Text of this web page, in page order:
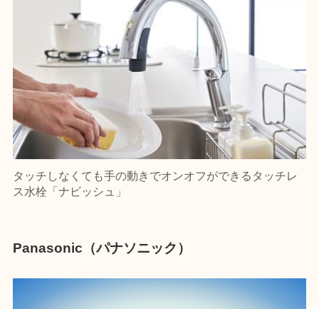
タッチしなくても手の動きでオンオフができるタッチレ
ス水栓「ナビッシュ」
Panasonic（パナソニック）